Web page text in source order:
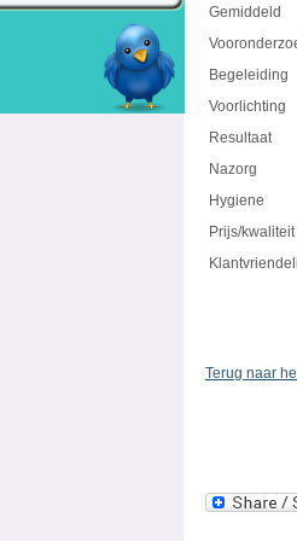
Gemiddeld
Begeleiding
Voorlichting
Resultaat
Nazorg
Hygiene
Prijs/kwaliteit
Terug naar